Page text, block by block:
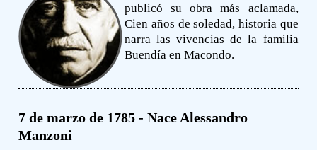
publicó su obra más aclamada,
Cien años de soledad, historia que
narra las vivencias de la familia
Buendía en Macondo.
7 de marzo de 1785 - Nace Alessandro
Manzoni